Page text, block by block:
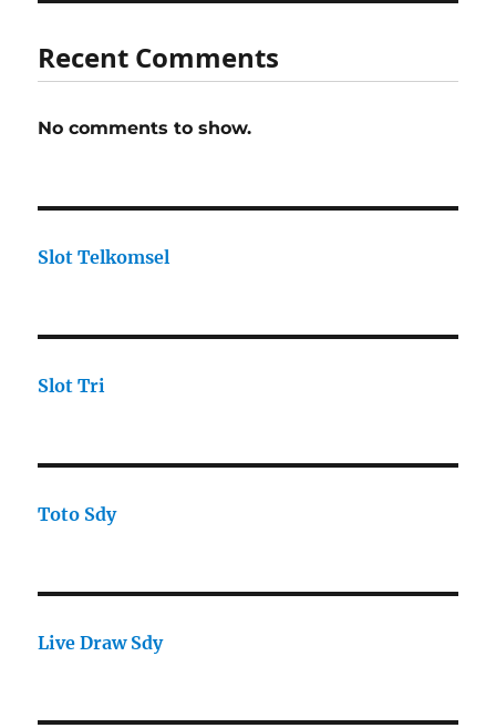
Recent Comments
No comments to show.
Slot Telkomsel
Slot Tri
Toto Sdy
Live Draw Sdy